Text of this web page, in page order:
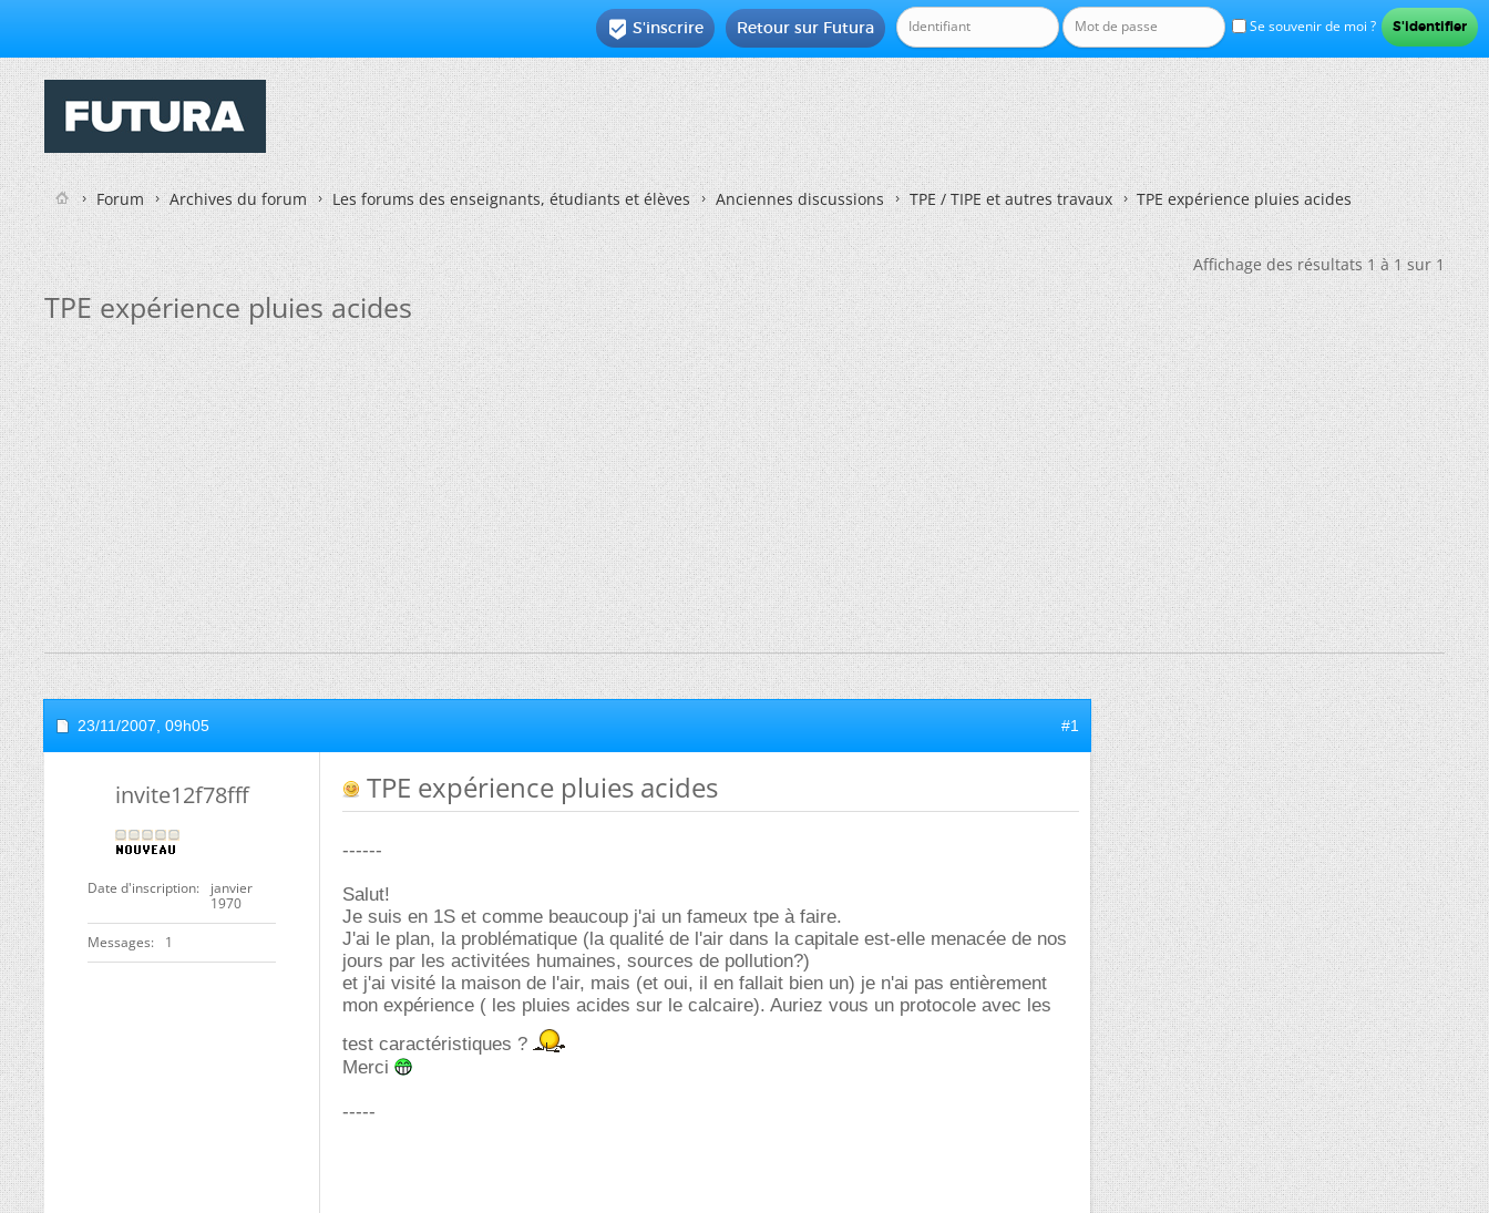
Se souvenir de moi ?
Retour sur Futura
 S'inscrire
Forum Archives du forum Les forums des enseignants, étudiants et élèves Anciennes discussions TPE / TIPE et autres travaux TPE expérience pluies acides
Affichage des résultats 1 à 1 sur 1
TPE expérience pluies acides
23/11/2007, 09h05 #1
invite12f78fff
Date d'inscription
janvier
1970
Messages 1
TPE expérience pluies acides
------
Salut!
Je suis en 1S et comme beaucoup j'ai un fameux tpe à faire.
J'ai le plan, la problématique (la qualité de l'air dans la capitale est-elle menacée de nos
jours par les activitées humaines, sources de pollution?)
et j'ai visité la maison de l'air, mais (et oui, il en fallait bien un) je n'ai pas entièrement
mon expérience ( les pluies acides sur le calcaire). Auriez vous un protocole avec les
test caractéristiques ?
Merci
-----